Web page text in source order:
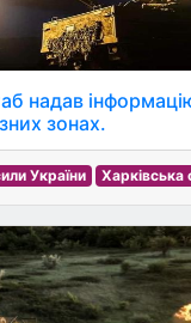
надав
зонах.
України Харківська